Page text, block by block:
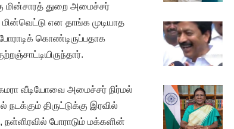
மின்சாரத் துறை அமைச்சர்
மின்வெட்டு என தாங்க முடியாத
கொண்டிருப்பதாக
கேமரா வீடியோவை அமைச்சர் நிர்மல்
நடக்கும் திருட்டுக்கு இரவில்
நள்ளிரவில் போராடும் மக்களின்